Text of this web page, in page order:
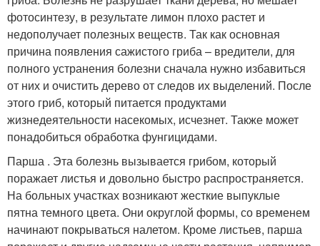
фотосинтезу, в результате лимон плохо растет и
недополучает полезных веществ. Так как основная
причина появления сажистого гриба – вредители, для
полного устранения болезни сначала нужно избавиться
от них и очистить дерево от следов их выделений. После
этого гриб, который питается продуктами
жизнедеятельности насекомых, исчезнет. Также может
понадобиться обработка фунгицидами.
Парша . Эта болезнь вызывается грибом, который
поражает листья и довольно быстро распространяется.
На больных участках возникают жесткие выпуклые
пятна темного цвета. Они округлой формы, со временем
начинают покрываться налетом. Кроме листьев, парша